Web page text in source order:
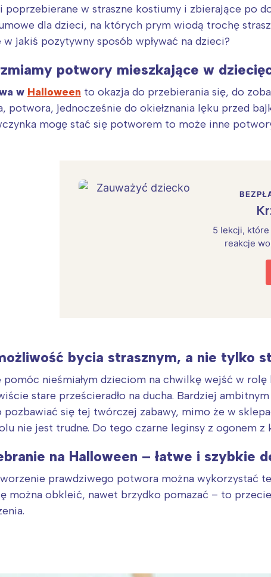
poprzebierane w straszne kostiumy i zbierające po
dla dzieci, na których prym wiodą trochę
w jakiś pozytywny sposób wpływać na dzieci?
potwory mieszkające w
w Halloween to okazja do przebierania się, do
potwora, jednocześnie do okiełznania lęku przed
mogę stać się potworem to może inne
5 lekcji,
reakcje
bycia strasznym, a nie tylko
pomóc nieśmiałym dzieciom na chwilkę wejść w
stare prześcieradło na ducha. Bardziej
pozbawiać się tej twórczej zabawy, mimo że w
nie jest trudne. Do tego czarne leginsy z ogonem z
na Halloween – łatwe i szybkie
prawdziwego potwora można wykorzystać
można obkleić, nawet brzydko pomazać – to
Interesują mnie
Warszawa
Łódź